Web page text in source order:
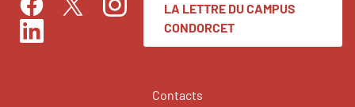
FacebookTwitterInstagram
LinkedIn
LA LETTRE DU CAMPUS
CONDORCET
Contacts